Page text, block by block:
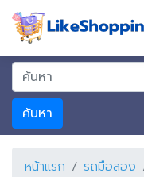
ค้นหา
หน้าแรก รถมือสอง